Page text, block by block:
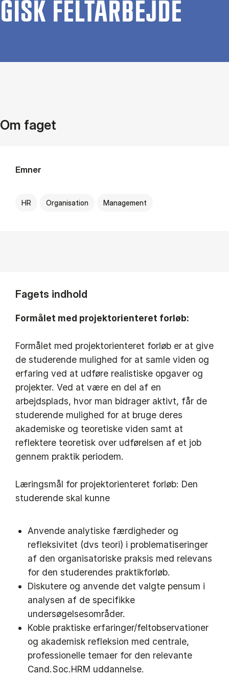
GISK FEL­T­AR­BEJ­DE
Om faget
Emner
HR Organisation Management
Fagets indhold
Formålet med projektorienteret forløb:
Formålet med projektorienteret forløb er at give
de studerende mulighed for at samle viden og
erfaring ved at udføre realistiske opgaver og
projekter. Ved at være en del af en
arbejdsplads, hvor man bidrager aktivt, får de
studerende mulighed for at bruge deres
akademiske og teoretiske viden samt at
reflektere teoretisk over udførelsen af et job
gennem praktik periodem.
Læringsmål for projektorienteret forløb: Den
studerende skal kunne
Anvende analytiske færdigheder og
refleksivitet (dvs teori) i problematiseringer
af den organisatoriske praksis med relevans
for den studerendes praktikforløb.
Diskutere og anvende det valgte pensum i
analysen af de specifikke
undersøgelsesområder.
Koble praktiske erfaringer/feltobservationer
og akademisk refleksion med centrale,
professionelle temaer for den relevante
Cand.Soc.HRM uddannelse.